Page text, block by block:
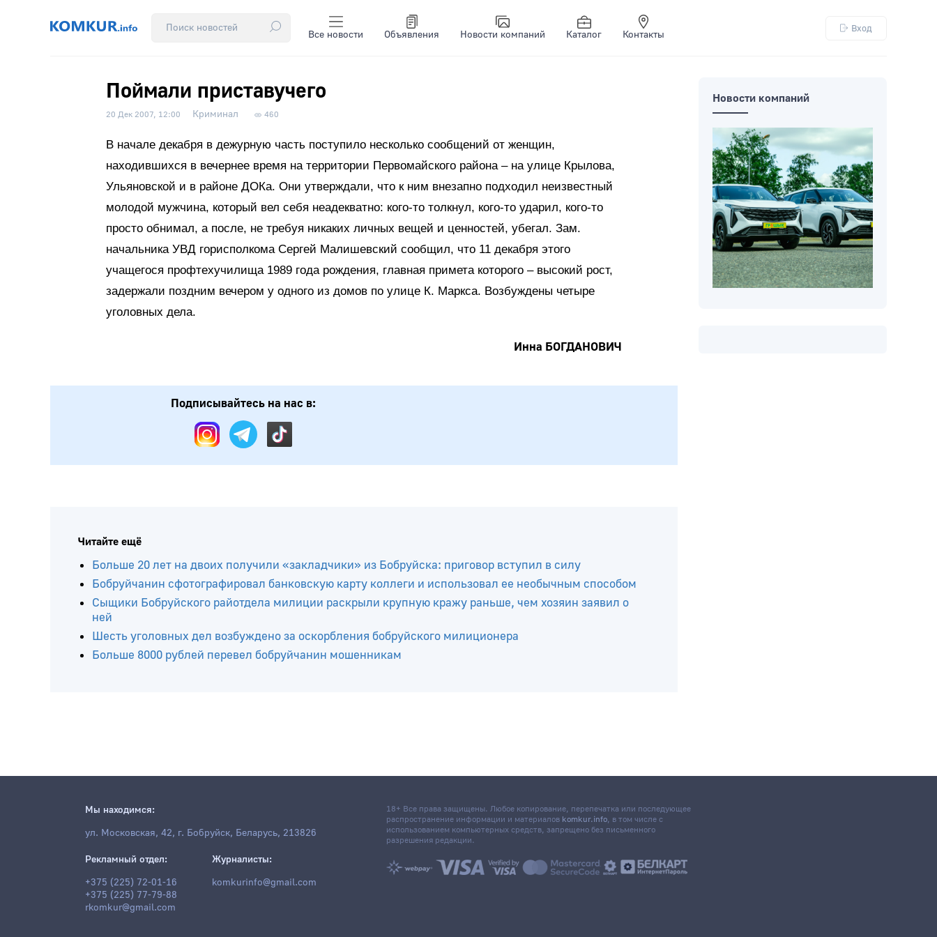
Все новости Объявления Новости компаний Каталог Контакты
Вход
Поймали приставучего
20 Дек 2007, 12:00 Криминал 460
В начале декабря в дежурную часть поступило несколько сообщений от женщин,
находившихся в вечернее время на территории Первомайского района – на улице Крылова,
Ульяновской и в районе ДОКа. Они утверждали, что к ним внезапно подходил неизвестный
молодой мужчина, который вел себя неадекватно: кого-то толкнул, кого-то ударил, кого-то
просто обнимал, а после, не требуя никаких личных вещей и ценностей, убегал. Зам.
начальника УВД горисполкома Сергей Малишевский сообщил, что 11 декабря этого
учащегося профтехучилища 1989 года рождения, главная примета которого – высокий рост,
задержали поздним вечером у одного из домов по улице К. Маркса. Возбуждены четыре
уголовных дела.
Инна БОГДАНОВИЧ
Подписывайтесь на нас в:
Читайте ещё
Больше 20 лет на двоих получили «закладчики» из Бобруйска: приговор вступил в силу
Бобруйчанин сфотографировал банковскую карту коллеги и использовал ее необычным способом
Сыщики Бобруйского райотдела милиции раскрыли крупную кражу раньше, чем хозяин заявил о
Новости компаний
Мы находимся:
ул. Московская, 42, г. Бобруйск, Беларусь, 213826
Рекламный отдел:
18+ Все права защищены. Любое копирование, перепечатка или последующее
распространение информации и материаловkomkur.info, в том числе с